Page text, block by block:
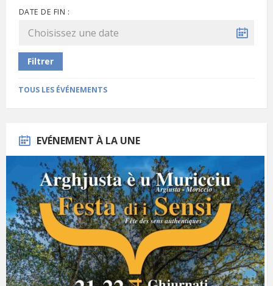
DATE DE FIN :
Filtrer
TOUS LES ÉVÉNEMENTS
EVÉNEMENT À LA UNE